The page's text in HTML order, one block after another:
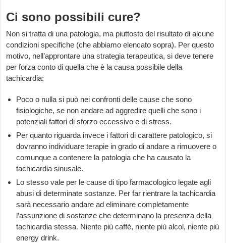
Ci sono possibili cure?
Non si tratta di una patologia, ma piuttosto del risultato di alcune
condizioni specifiche (che abbiamo elencato sopra). Per questo
motivo, nell’approntare una strategia terapeutica, si deve tenere
per forza conto di quella che è la causa possibile della
tachicardia:
Poco o nulla si può nei confronti delle cause che sono
fisiologiche, se non andare ad aggredire quelli che sono i
potenziali fattori di sforzo eccessivo e di stress.
Per quanto riguarda invece i fattori di carattere patologico, si
dovranno individuare terapie in grado di andare a rimuovere o
comunque a contenere la patologia che ha causato la
tachicardia sinusale.
Lo stesso vale per le cause di tipo farmacologico legate agli
abusi di determinate sostanze. Per far rientrare la tachicardia
sarà necessario andare ad eliminare completamente
l’assunzione di sostanze che determinano la presenza della
tachicardia stessa. Niente più caffè, niente più alcol, niente più
energy drink.